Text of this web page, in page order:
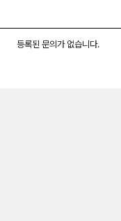
등록된 문의가 없습니다.